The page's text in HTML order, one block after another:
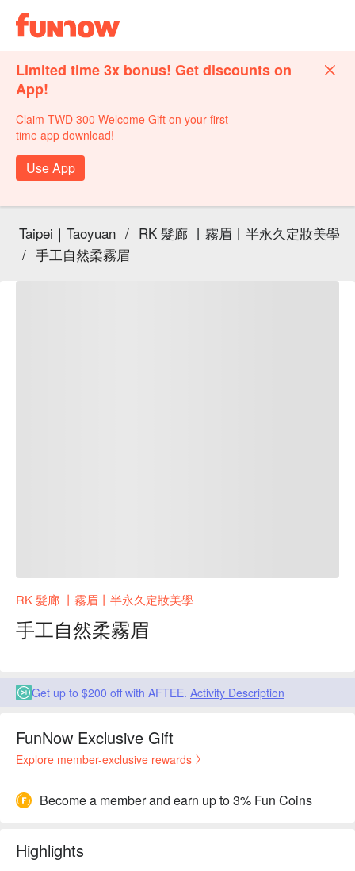
Limited time 3x bonus! Get discounts on
App!
Claim TWD 300 Welcome Gift on your first
time app download!
Use App
Taipei｜Taoyuan / RK 髮廊 丨霧眉丨半永久定妝美學
/ 手工自然柔霧眉
RK 髮廊 丨霧眉丨半永久定妝美學
手工自然柔霧眉
Get up to $200 off with AFTEE. Activity Description
FunNow Exclusive Gift
Explore member-exclusive rewards
Become a member and earn up to 3% Fun Coins
Highlights